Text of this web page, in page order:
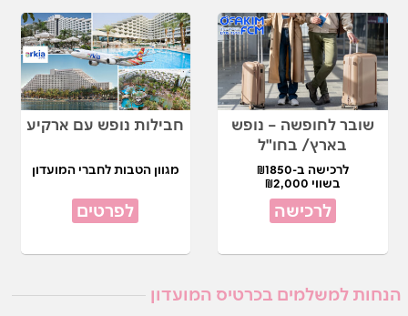
שובר לחופשה – נופש
בארץ/ בחו"ל
לרכישה ב-₪1850
בשווי ₪2,000
לרכישה
חבילות נופש עם ארקיע
מגוון הטבות לחברי המועדון
לפרטים
הנחות למשלמים בכרטיס המועדון